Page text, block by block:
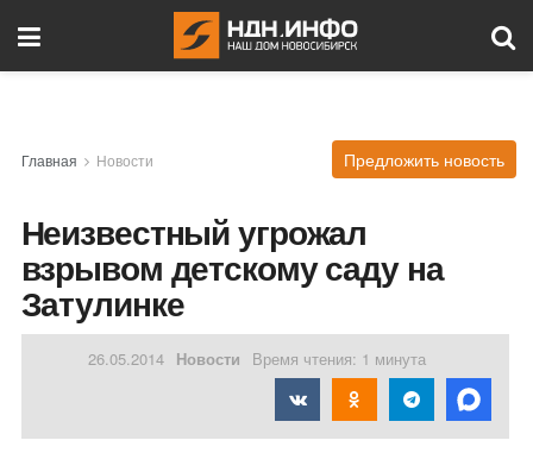
Главная Новости Предложить новость
Неизвестный угрожал
взрывом детскому саду на
Затулинке
26.05.2014 Новости Время чтения: 1 минута